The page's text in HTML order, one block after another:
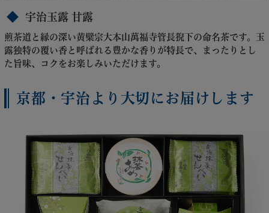
宇治玉露 甘露
煎茶道と縁の深い黄檗宗大本山萬福寺管長猊下の命名茶です。玉
露独特の覆い香と呼ばれる豊かな香りが特長で、まったりとし
た旨味、コクをお楽しみいただけます。
京都・宇治より大切にお届けします